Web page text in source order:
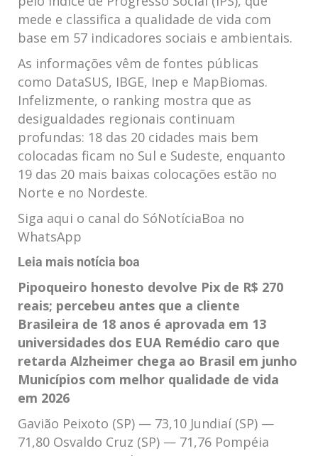
mede e classifica a qualidade de vida com
base em 57 indicadores sociais e ambientais.
As informações vêm de fontes públicas
como DataSUS, IBGE, Inep e MapBiomas.
Infelizmente, o ranking mostra que as
desigualdades regionais continuam
profundas: 18 das 20 cidades mais bem
colocadas ficam no Sul e Sudeste, enquanto
19 das 20 mais baixas colocações estão no
Norte e no Nordeste.
Siga aqui o canal do SóNotíciaBoa no
WhatsApp
Leia mais notícia boa
Pipoqueiro honesto devolve Pix de R$ 270
reais; percebeu antes que a cliente
Brasileira de 18 anos é aprovada em 13
universidades dos EUA Remédio caro que
retarda Alzheimer chega ao Brasil em junho
Municípios com melhor qualidade de vida
em 2026
Gavião Peixoto (SP) — 73,10 Jundiaí (SP) —
71,80 Osvaldo Cruz (SP) — 71,76 Pompéia